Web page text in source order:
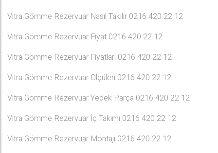
Vitra Gömme Rezervuar Nasıl Takılır 0216 420 22 12
Vitra Gömme Rezervuar Fiyat 0216 420 22 12
Vitra Gömme Rezervuar Fiyatları 0216 420 22 12
Vitra Gömme Rezervuar Ölçüleri 0216 420 22 12
Vitra Gömme Rezervuar Yedek Parça 0216 420 22 12
Vitra Gömme Rezervuar İç Takımı 0216 420 22 12
Vitra Gömme Rezervuar Montajı 0216 420 22 12